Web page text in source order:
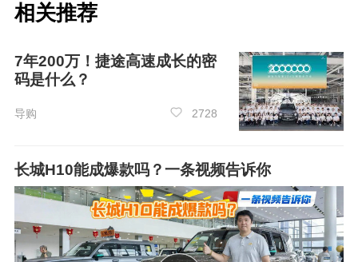
首年保值率为79%，在同级别车中排名第7
4。销量方面，奥迪Q5L，在2025年01月份的销
量为13348辆，近一年奥迪Q5L的，累计销量达
相关推荐
7年200万！捷途高速成长的密
码是什么？
导购 2728
长城H10能成爆款吗？一条视频告诉你